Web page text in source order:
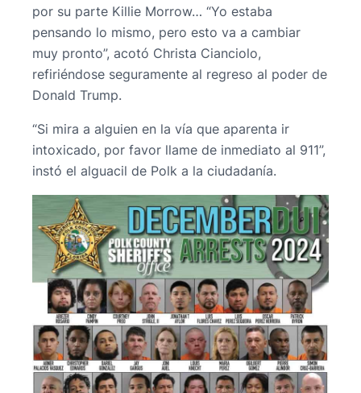
por su parte Killie Morrow… “Yo estaba
pensando lo mismo, pero esto va a cambiar
muy pronto”, acotó Christa Cianciolo,
refiriéndose seguramente al regreso al poder de
Donald Trump.
“Si mira a alguien en la vía que aparenta ir
intoxicado, por favor llame de inmediato al 911”,
instó el alguacil de Polk a la ciudadanía.